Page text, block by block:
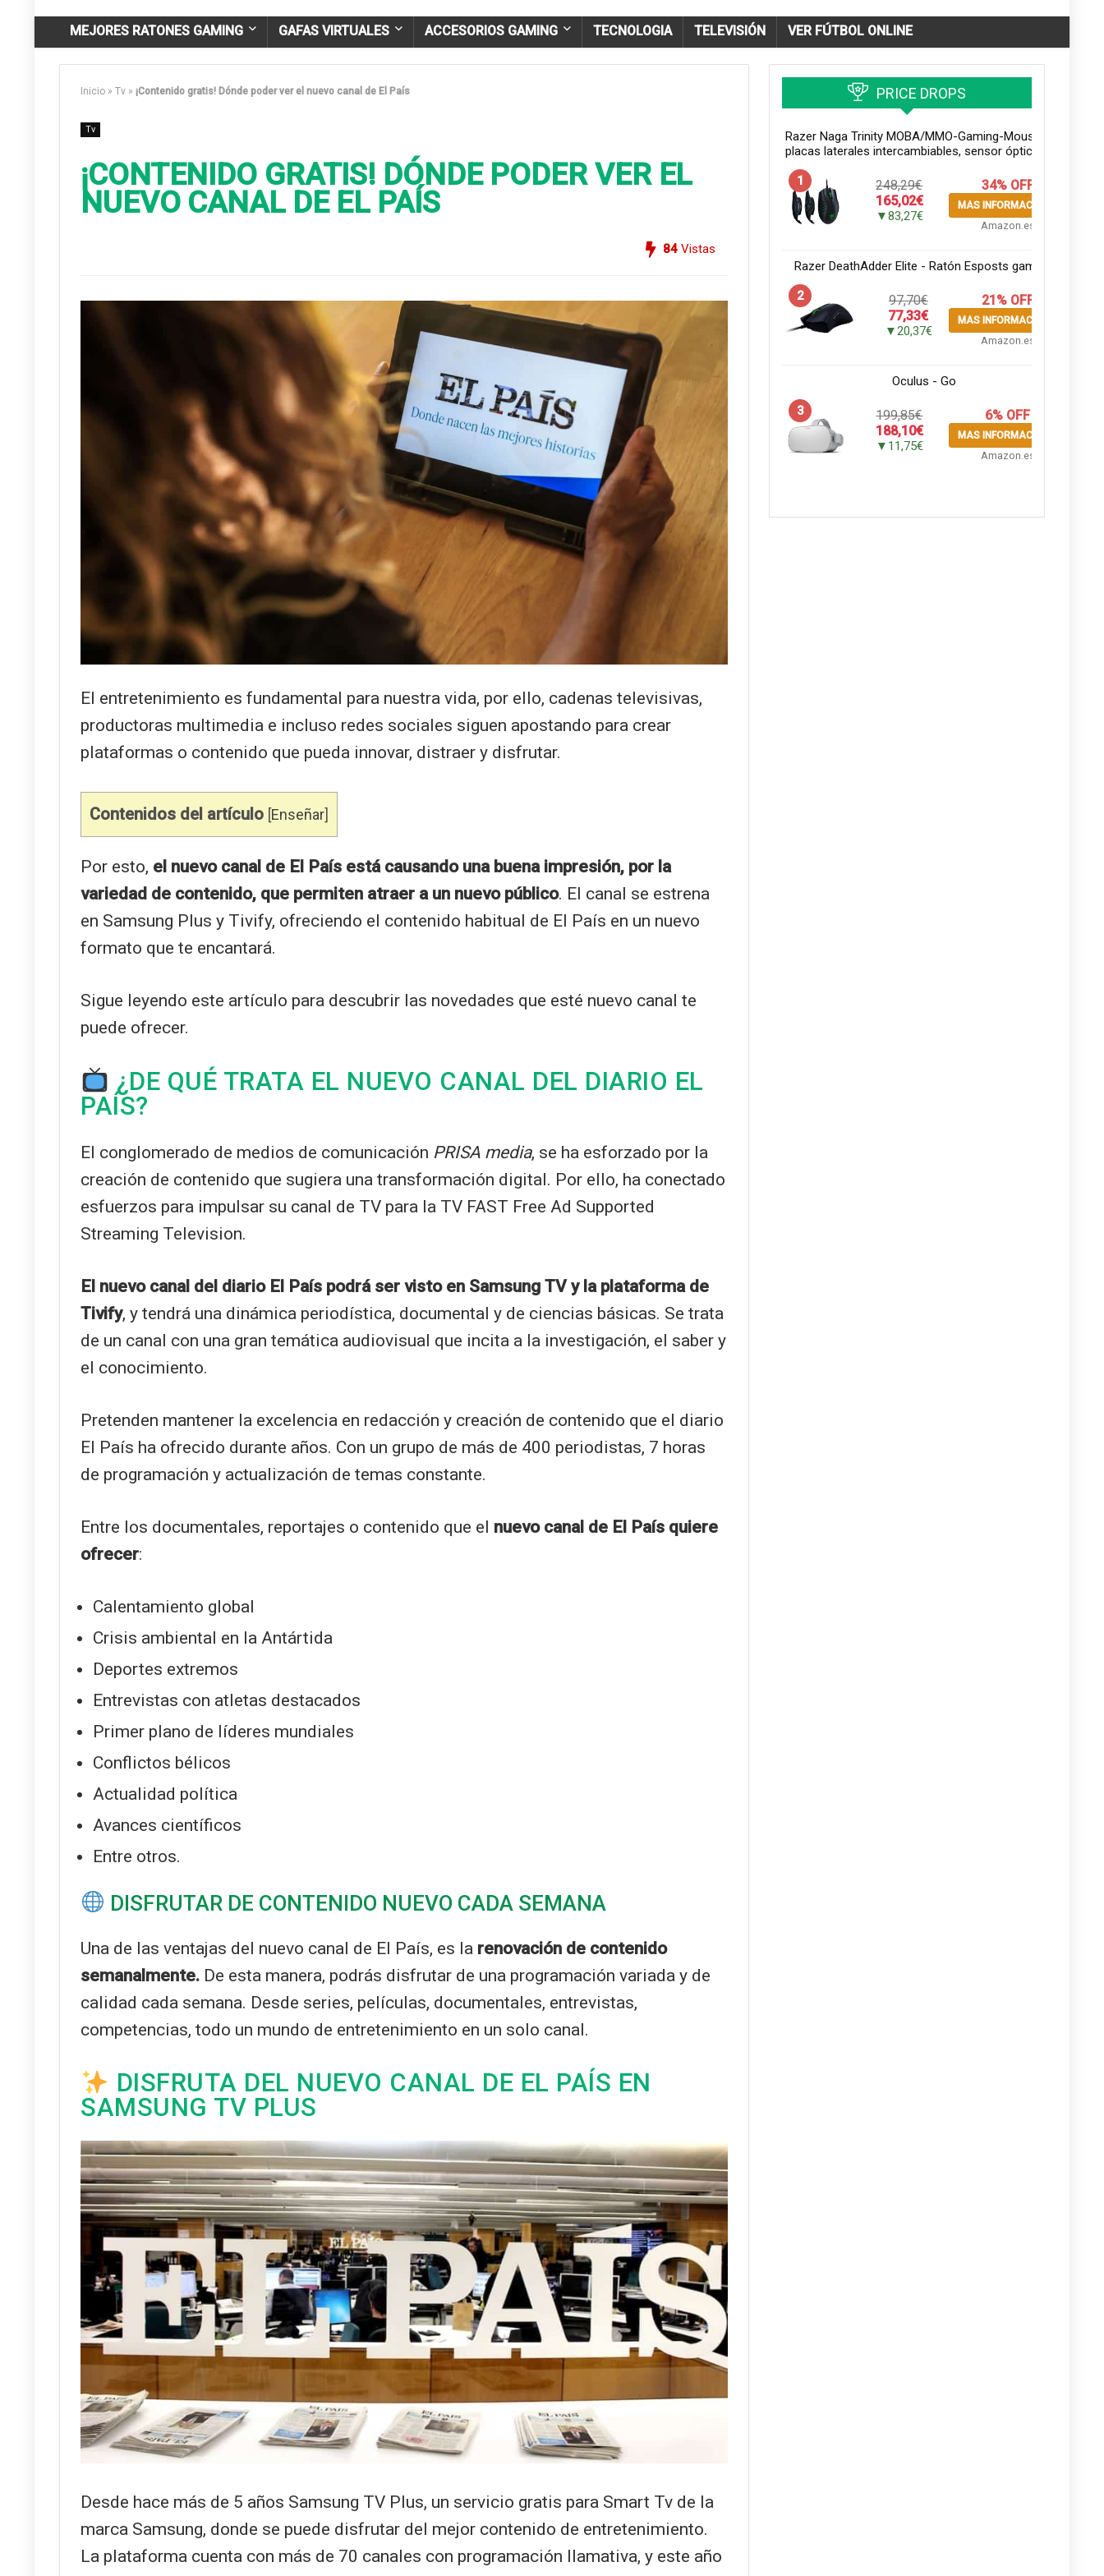
MEJORES RATONES GAMING GAFAS VIRTUALES ACCESORIOS GAMING TECNOLOGIA TELEVISIÓN VER FÚTBOL ONLINE
Inicio » Tv » ¡Contenido gratis! Dónde poder ver el nuevo canal de El País
Tv
¡CONTENIDO GRATIS! DÓNDE PODER VER EL
NUEVO CANAL DE EL PAÍS
84 Vistas
El entretenimiento es fundamental para nuestra vida, por ello, cadenas televisivas,
productoras multimedia e incluso redes sociales siguen apostando para crear
plataformas o contenido que pueda innovar, distraer y disfrutar.
Contenidos del artículo [Enseñar]
Por esto, el nuevo canal de El País está causando una buena impresión, por la
variedad de contenido, que permiten atraer a un nuevo público. El canal se estrena
en Samsung Plus y Tivify, ofreciendo el contenido habitual de El País en un nuevo
formato que te encantará.
Sigue leyendo este artículo para descubrir las novedades que esté nuevo canal te
puede ofrecer.
¿DE QUÉ TRATA EL NUEVO CANAL DEL DIARIO EL
PAÍS?
El conglomerado de medios de comunicación PRISA media, se ha esforzado por la
creación de contenido que sugiera una transformación digital. Por ello, ha conectado
esfuerzos para impulsar su canal de TV para la TV FAST Free Ad Supported
Streaming Television.
El nuevo canal del diario El País podrá ser visto en Samsung TV y la plataforma de
Tivify, y tendrá una dinámica periodística, documental y de ciencias básicas. Se trata
de un canal con una gran temática audiovisual que incita a la investigación, el saber y
el conocimiento.
Pretenden mantener la excelencia en redacción y creación de contenido que el diario
El País ha ofrecido durante años. Con un grupo de más de 400 periodistas, 7 horas
de programación y actualización de temas constante.
Entre los documentales, reportajes o contenido que el nuevo canal de El País quiere
ofrecer:
Calentamiento global
Crisis ambiental en la Antártida
Deportes extremos
Entrevistas con atletas destacados
Primer plano de líderes mundiales
Conflictos bélicos
Actualidad política
Avances científicos
Entre otros.
DISFRUTAR DE CONTENIDO NUEVO CADA SEMANA
Una de las ventajas del nuevo canal de El País, es la renovación de contenido
semanalmente. De esta manera, podrás disfrutar de una programación variada y de
calidad cada semana. Desde series, películas, documentales, entrevistas,
competencias, todo un mundo de entretenimiento en un solo canal.
DISFRUTA DEL NUEVO CANAL DE EL PAÍS EN
SAMSUNG TV PLUS
Desde hace más de 5 años Samsung TV Plus, un servicio gratis para Smart Tv de la
marca Samsung, donde se puede disfrutar del mejor contenido de entretenimiento.
La plataforma cuenta con más de 70 canales con programación llamativa, y este año
PRICE DROPS
Razer Naga Trinity MOBA/MMO-Gaming-Mouse - (3
placas laterales intercambiables, sensor óptico de...
1
248,29€
165,02€
▼83,27€
34% OFF
MAS INFORMACION
Amazon.es
Razer DeathAdder Elite - Ratón Esposts gaming.
2
97,70€
77,33€
▼20,37€
21% OFF
MAS INFORMACION
Amazon.es
Oculus - Go
3
199,85€
188,10€
▼11,75€
6% OFF
MAS INFORMACION
Amazon.es